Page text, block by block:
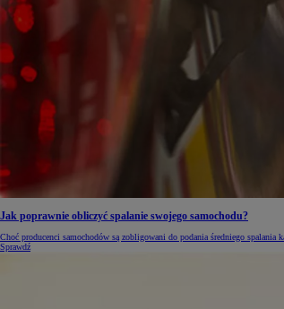
Jak poprawnie obliczyć spalanie swojego samochodu?
Choć producenci samochodów są zobligowani do podania średniego
Sprawdź